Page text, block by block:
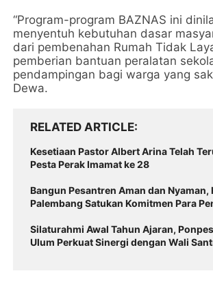
“Program-program BAZNAS ini
menyentuh kebutuhan dasar
dari pembenahan Rumah Tidak
pemberian bantuan peralatan
pendampingan bagi warga yang
Dewa.
RELATED ARTICLE
Kesetiaan Pastor Albert Arina Telah
Pesta Perak Imamat ke 28
Bangun Pesantren Aman dan Nyaman,
Palembang Satukan Komitmen Para
Silaturahmi Awal Tahun Ajaran,
Ulum Perkuat Sinergi dengan Wali